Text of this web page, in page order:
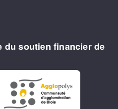
du soutien financier de